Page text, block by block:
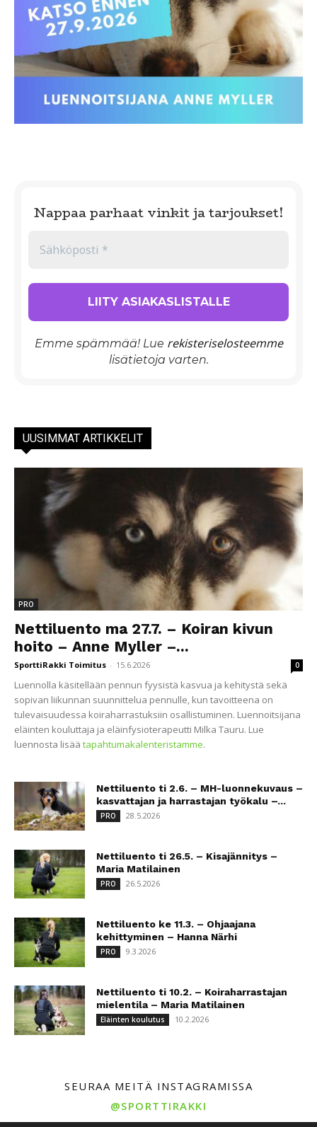
Nappaa parhaat vinkit ja tarjoukset!
Emme spämmää! Lue rekisteriselosteemme
lisätietoja varten.
UUSIMMAT ARTIKKELIT
PRO
Nettiluento ma 27.7. – Koiran kivun
hoito – Anne Myller –...
SporttiRakki Toimitus - 15.6.2026 0
Luennolla käsitellään pennun fyysistä kasvua ja kehitystä sekä
sopivan liikunnan suunnittelua pennulle, kun tavoitteena on
tulevaisuudessa koiraharrastuksiin osallistuminen. Luennoitsijana
eläinten kouluttaja ja eläinfysioterapeutti Milka Tauru. Lue
luennosta lisää tapahtumakalenteristamme.
Nettiluento ti 2.6. – MH-luonnekuvaus –
kasvattajan ja harrastajan työkalu –...
PRO 28.5.2026
Nettiluento ti 26.5. – Kisajännitys –
Maria Matilainen
PRO 26.5.2026
Nettiluento ke 11.3. – Ohjaajana
kehittyminen – Hanna Närhi
PRO 9.3.2026
Nettiluento ti 10.2. – Koiraharrastajan
mielentila – Maria Matilainen
Eläinten koulutus 10.2.2026
SEURAA MEITÄ INSTAGRAMISSA
@SPORTTIRAKKI